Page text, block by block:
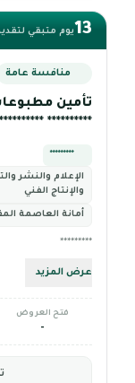
13يوم متبقي
منافسة عامة
تأمين
****** ********
*********
الإعلام والنشر
والإنتاج الفني
أمانة العاصمة
*********
عرض المزيد
فتح العروض
-